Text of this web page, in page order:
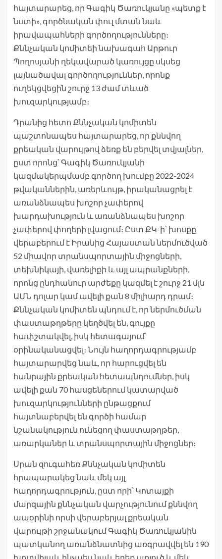
հայտարարեց, որ Գագիկ Ծառուկյանը «պետք է
նստի», գործնական փուլ մտան նաև
իրավապահների գործողությունները։
Քննչական կոմիտեի նախագահ Արթուր
Պողոսյանի ղեկավարած կառույցը սկսեց
լայնածավալ գործողություններ, որոնք
ուղեկցվեցին շուրջ 13 ժամ տևած
խուզարկությամբ։
Դրանից հետո Քննչական կոմիտեն
պաշտոնապես հայտարարեց, որ քննվող
քրեական վարույթով ձեռք են բերվել տվյալներ,
ըստ որոնց՝ Գագիկ Ծառուկյանի
կազմակերպմամբ գործող խումբը 2022-2024
թվականներին, առերևույթ, իրականացրել է
առանձնապես խոշոր չափերով
խարդախություն և առանձնապես խոշոր
չափերով փողերի լվացում։ Ըստ ՔԿ-ի՝ խոսքը
վերաբերում է Իրանից Հայաստան ներմուծված
52 միավոր տրանսպորտային միջոցների,
տեխնիկայի, վառելիքի և այլ ապրանքների,
որոնց ընդհանուր արժեքը կազմել է շուրջ 21 մլն
ԱՄՆ դոլար կամ ավելի քան 8 միլիարդ դրամ։
Քննչական կոմիտեն պնդում է, որ ներմուծման
փաստաթղթերը կեղծվել են, գույքը
հափշտակվել, իսկ հետագայում՝
օրինականացվել։ Նույն հաղորդագրությամբ
հայտարարվեց նաև, որ հարուցվել են
հանրային քրեական հետապնդումներ, իսկ
ավելի քան 70 հասցեներում կատարված
խուզարկությունների ընթացքում
հայտնաբերվել են գործի համար
նշանակություն ունեցող փաստաթղթեր,
առարկաներ և տրանսպորտային միջոցներ։
Սրան զուգահեռ Քննչական կոմիտեն
հրապարակեց նաև մեկ այլ
հաղորդագրություն, ըստ որի՝ Կոտայքի
մարզային քննչական վարչությունում քննվող
ապօրինի որսի վերաբերյալ քրեական
վարույթի շրջանակում Գագիկ Ծառուկյանին
պատկանող առանձնատնից առգրավվել են 190